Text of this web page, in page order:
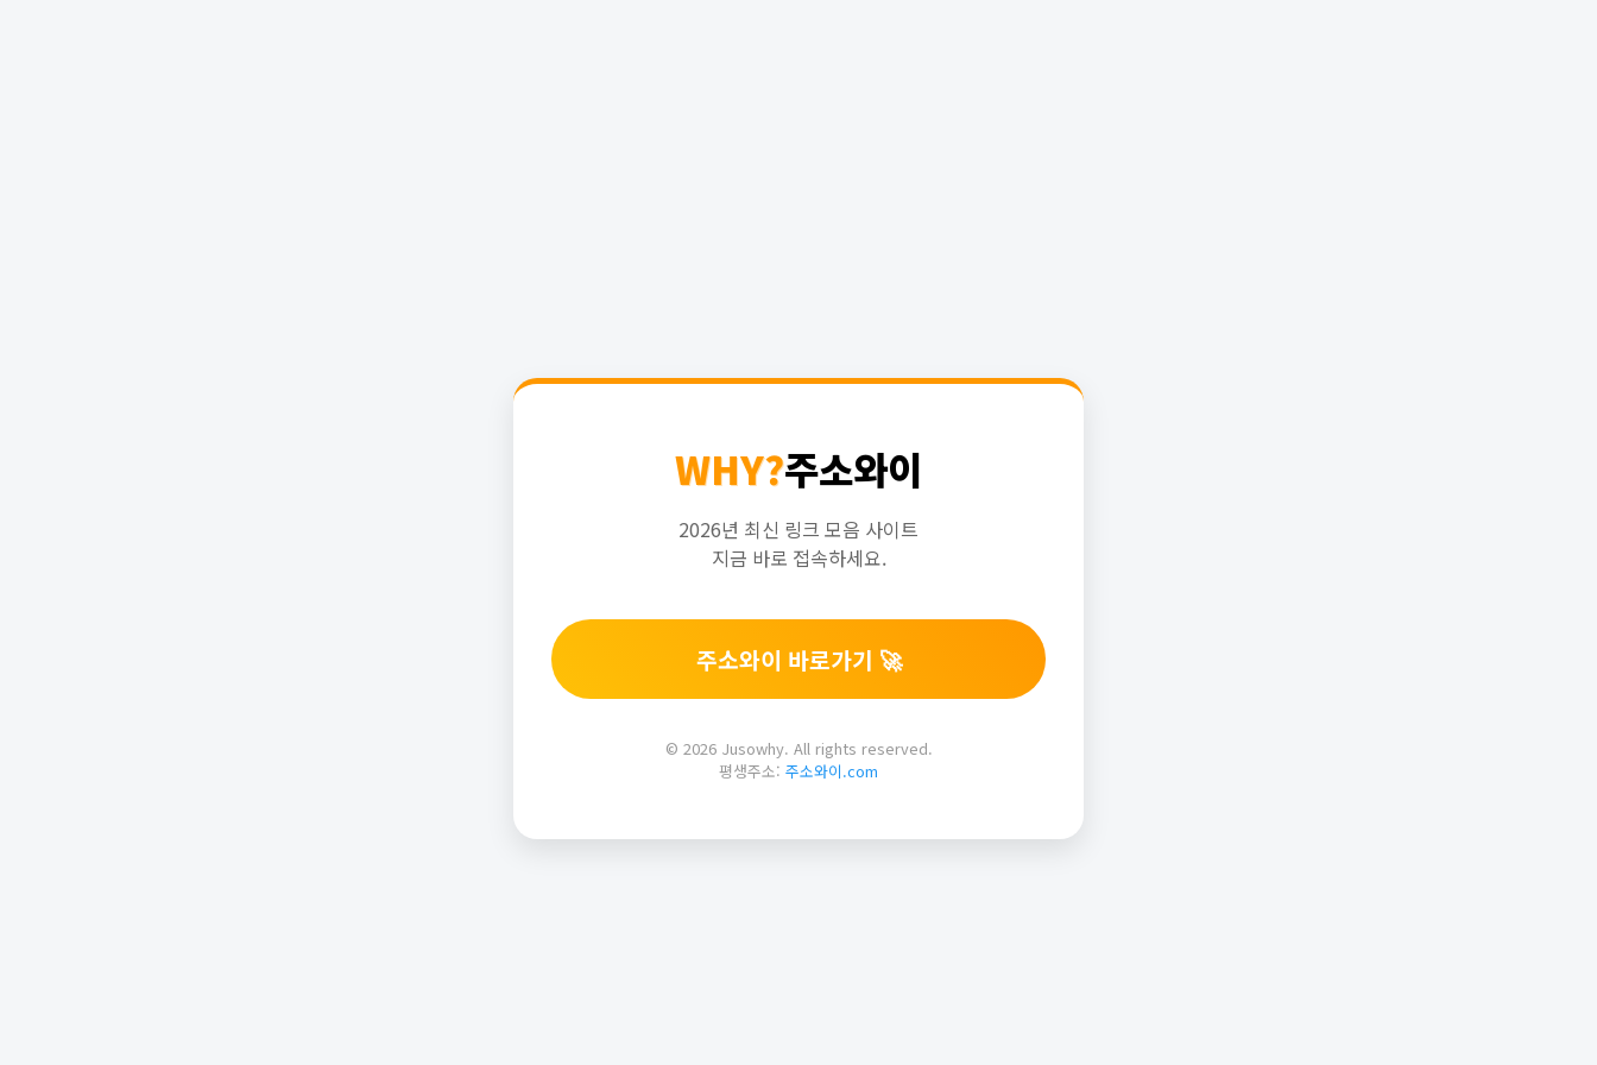
WHY?주소와이
2026년 최신 링크 모음 사이트
지금 바로 접속하세요.
주소와이 바로가기 🚀
© 2026 Jusowhy. All rights reserved.
평생주소: 주소와이.com